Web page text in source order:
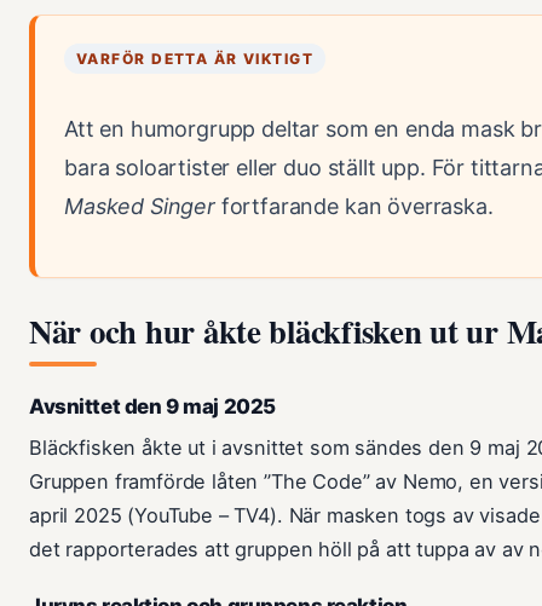
VARFÖR DETTA ÄR VIKTIGT
Att en humorgrupp deltar som en enda mask
bara soloartister eller duo ställt upp. För
Masked Singerfortfarande kan överraska.
När och hur åkte bläckfisken ut ur
Avsnittet den 9 maj 2025
Bläckfisken åkte ut i avsnittet som sändes den 9 maj
Gruppen framförde låten ”The Code” av Nemo, en
april 2025 (YouTube – TV4). När masken togs av
det rapporterades att gruppen höll på att tuppa av av